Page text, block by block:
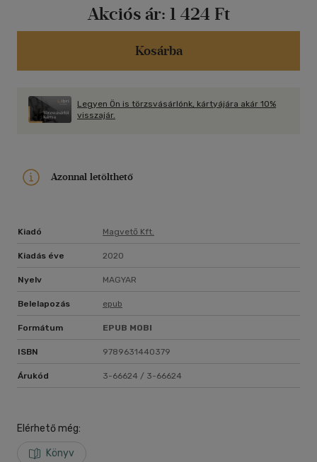
Akciós ár: 1 424 Ft
Kosárba
Legyen Ön is törzsvásárlónk, kártyájára akár 10%
visszajár.
Azonnal letölthető
Kiadó Magvető Kft.
Kiadás éve 2020
Nyelv MAGYAR
Belelapozás epub
Formátum EPUB MOBI
ISBN 9789631440379
Árukód 3-66624 / 3-66624
Elérhető még:
Könyv